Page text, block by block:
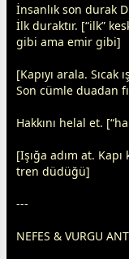
İnsanlık son durak
İlk duraktır. [“ilk”
gibi ama emir gibi]
[Kapıyı arala.
Son cümle duadan
Hakkını helal et.
[Işığa adım at.
tren düdüğü]
---
NEFES & VURGU